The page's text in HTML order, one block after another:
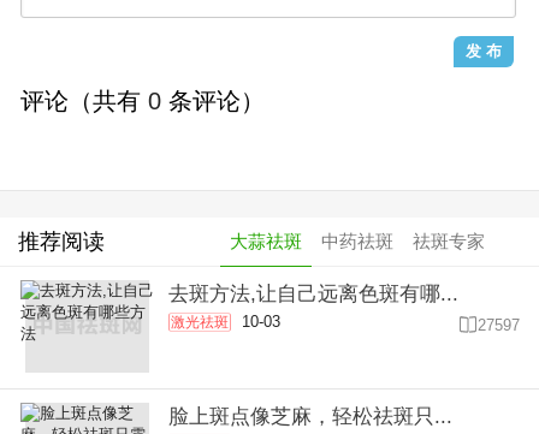
评论（共有 0 条评论）
推荐阅读 大蒜祛斑 中药祛斑 祛斑专家
去斑方法,让自己远离色斑有哪...
激光祛斑 10-03  27597
脸上斑点像芝麻，轻松祛斑只...